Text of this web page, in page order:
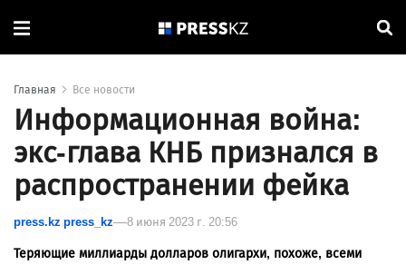
Главная Все новости
Информационная война:
экс-глава КНБ признался в
распространении фейка
press.kz press_kz 8 июня 2023 г. 20:56
Теряющие миллиарды долларов олигархи, похоже, всеми